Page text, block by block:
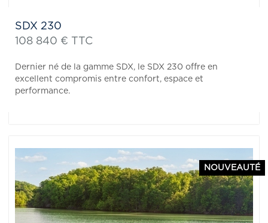
SDX 230
108 840 € TTC
Dernier né de la gamme SDX, le SDX 230 offre en
excellent compromis entre confort, espace et
performance.
NOUVEAUTÉ